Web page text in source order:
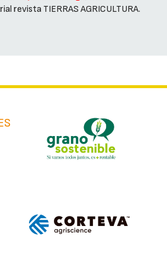
revista TIERRAS AGRICULTURA.